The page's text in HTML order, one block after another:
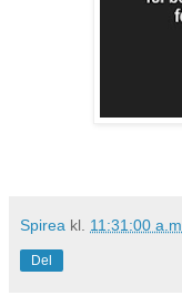
Spirea kl. 11:31:00 a.m.
Del